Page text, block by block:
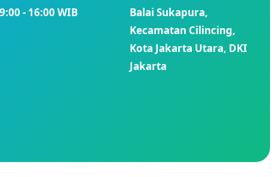
- 16:00 WIB
Balai Sukapura,
Kecamatan Cilincing,
Kota Jakarta Utara, DKI
Jakarta